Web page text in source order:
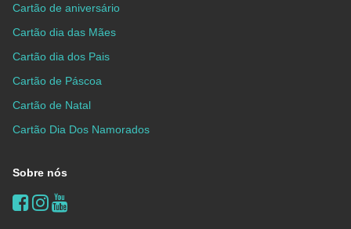
Cartão de aniversário
Cartão dia das Mães
Cartão dia dos Pais
Cartão de Páscoa
Cartão de Natal
Cartão Dia Dos Namorados
Sobre nós